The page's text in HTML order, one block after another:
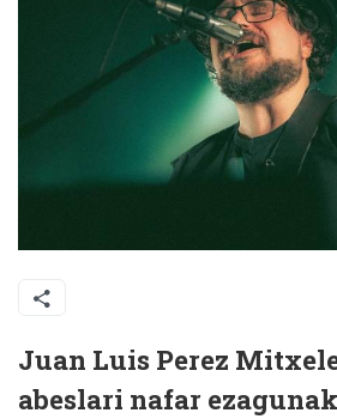
Juan Luis Perez
abeslari nafar